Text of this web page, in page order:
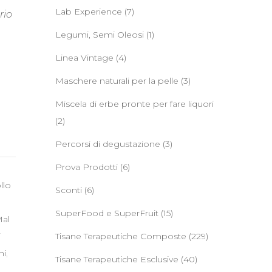
,
Lab Experience (7)
Legumi, Semi Oleosi (1)
Linea Vintage (4)
Maschere naturali per la pelle (3)
Miscela di erbe pronte per fare liquori
(2)
Percorsi di degustazione (3)
Prova Prodotti (6)
Sconti (6)
SuperFood e SuperFruit (15)
Tisane Terapeutiche Composte (229)
Tisane Terapeutiche Esclusive (40)